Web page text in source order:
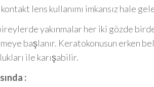
lens kullanımı imkansız hale
yakınmalar her iki gözde
başlanır. Keratokonusun erken
ile karışabilir.
: